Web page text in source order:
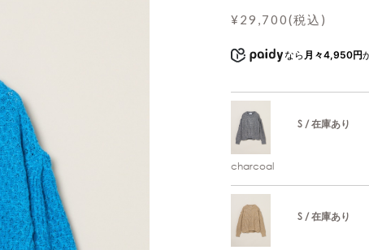
¥29,700(税込)
なら 月々4,950円
charcoal
S / 在庫あり
S / 在庫あり